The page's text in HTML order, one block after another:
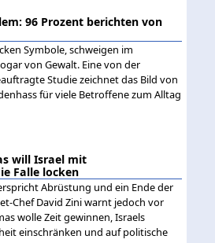
96 Prozent berichten von
Symbole, schweigen im
von Gewalt. Eine von der
Studie zeichnet das Bild von
für viele Betroffene zum Alltag
will Israel mit
Falle locken
Abrüstung und ein Ende der
Chef David Zini warnt jedoch vor
wolle Zeit gewinnen, Israels
einschränken und auf politische